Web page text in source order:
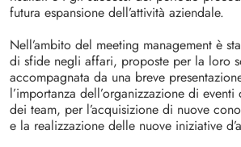
futura espansione dell’attività aziendale.
Nell’ambito del meeting management è
di sfide negli affari, proposte per la loro
accompagnata da una breve
l’importanza dell’organizzazione di
dei team, per l’acquisizione di nuove
e la realizzazione delle nuove iniziative